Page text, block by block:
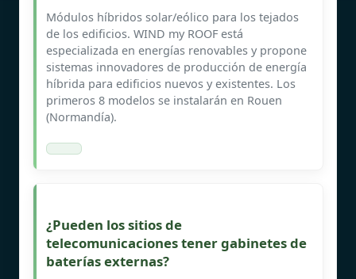
Módulos híbridos solar/eólico para los tejados
de los edificios. WIND my ROOF está
especializada en energías renovables y propone
sistemas innovadores de producción de energía
híbrida para edificios nuevos y existentes. Los
primeros 8 modelos se instalarán en Rouen
(Normandía).
¿Pueden los sitios de
telecomunicaciones tener gabinetes de
baterías externas?